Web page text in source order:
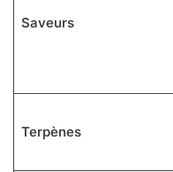
Saveurs
Terpènes